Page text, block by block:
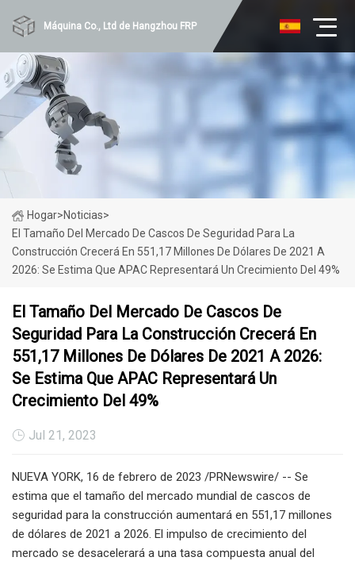
Máquina Co., Ltd de Hangzhou FRP
Hogar>Noticias>
El Tamaño Del Mercado De Cascos De Seguridad Para La
Construcción Crecerá En 551,17 Millones De Dólares De 2021 A
2026: Se Estima Que APAC Representará Un Crecimiento Del 49%
El Tamaño Del Mercado De Cascos De
Seguridad Para La Construcción Crecerá En
551,17 Millones De Dólares De 2021 A 2026:
Se Estima Que APAC Representará Un
Crecimiento Del 49%
Jul 21, 2023
NUEVA YORK, 16 de febrero de 2023 /PRNewswire/ -- Se
estima que el tamaño del mercado mundial de cascos de
seguridad para la construcción aumentará en 551,17 millones
de dólares de 2021 a 2026. El impulso de crecimiento del
mercado se desacelerará a una tasa compuesta anual del